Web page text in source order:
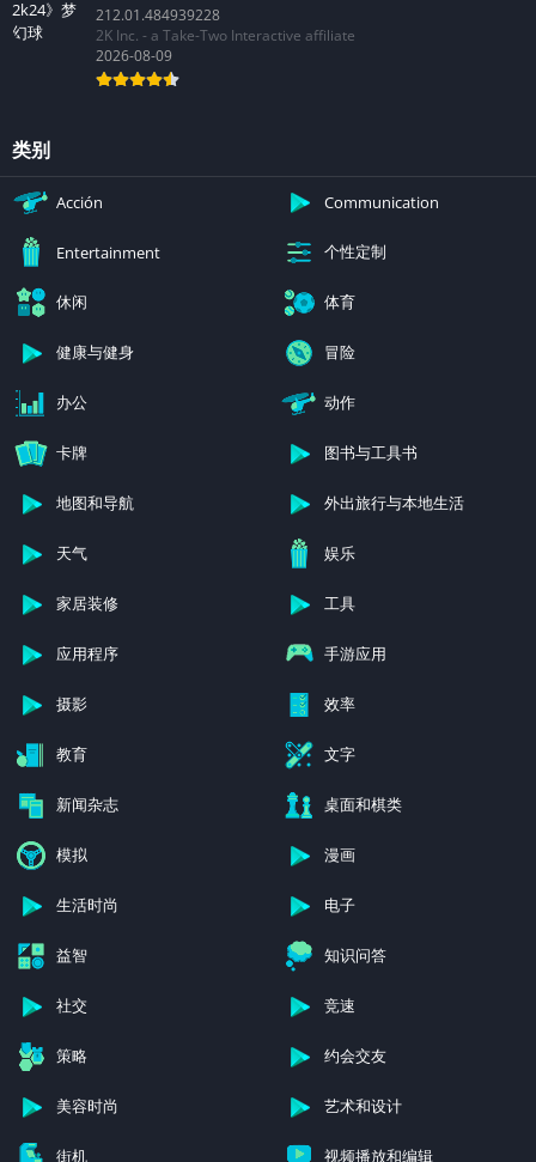
212.01.484939228
2K Inc. - a Take-Two Interactive affiliate
2026-08-09
类别
Acción Communication
Entertainment 个性定制
休闲 体育
健康与健身 冒险
办公 动作
卡牌 图书与工具书
地图和导航 外出旅行与本地生活
天气 娱乐
家居装修 工具
应用程序 手游应用
摄影 效率
教育 文字
新闻杂志 桌面和棋类
模拟 漫画
生活时尚 电子
益智 知识问答
社交 竞速
策略 约会交友
美容时尚 艺术和设计
街机 视频播放和编辑